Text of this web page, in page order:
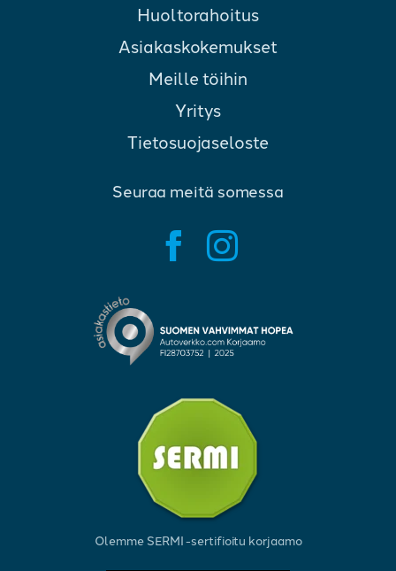
Huoltorahoitus
Asiakaskokemukset
Meille töihin
Yritys
Tietosuojaseloste
Seuraa meitä somessa
Olemme SERMI -sertifioitu korjaamo